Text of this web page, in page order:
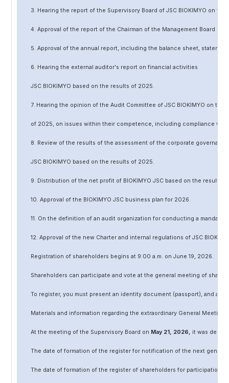
3. Hearing the report of the Supervisory Board of JSC BIOKIMYO on
4. Approval of the report of the Chairman of the Management Board
5. Approval of the annual report, including the balance sheet,
6. Hearing the external auditor's report on financial activities
JSC BIOKIMYO based on the results of 2025.
7. Hearing the opinion of the Audit Committee of JSC BIOKIMYO on the
of 2025, on issues within their competence, including compliance
8. Review of the results of the assessment of the corporate
JSC BIOKIMYO based on the results of 2025.
9. Distribution of the net profit of BIOKIMYO JSC based on the results
10. Approval of the BIOKIMYO JSC business plan for 2026.
11. On the definition of an audit organization for conducting a
12. Approval of the new Charter and internal regulations of JSC
Registration of shareholders begins at 9:00 a.m. on June 19, 2026.
Shareholders can participate and vote at the general meeting of
To register, you must present an identity document (passport), and a
Materials and information regarding the extraordinary General
At the meeting of the Supervisory Board on May21, 2026, it was
The date of formation of the register for notification of the next
The date of formation of the register of shareholders for participation